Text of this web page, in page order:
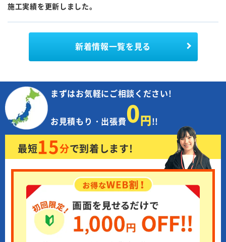
施工実績を更新しました。
新着情報一覧を見る
まずはお気軽にご相談ください!
お見積もり・出張費0円!!
最短15分で到着します!